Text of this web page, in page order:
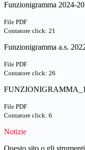
Funzionigramma 2024-
File PDF
Contatore click: 21
Funzionigramma a.s.
File PDF
Contatore click: 26
File PDF
Contatore click: 6
Notizie
Questo sito o gli